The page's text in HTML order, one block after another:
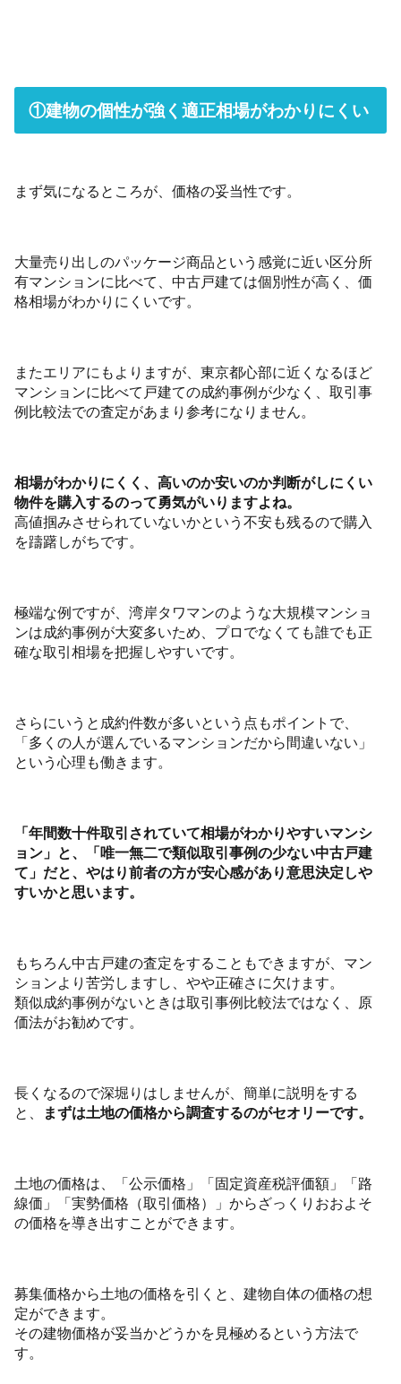
①建物の個性が強く適正相場がわかりにくい
まず気になるところが、価格の妥当性です。
大量売り出しのパッケージ商品という感覚に近い区分所
有マンションに比べて、中古戸建ては個別性が高く、価
格相場がわかりにくいです。
またエリアにもよりますが、東京都心部に近くなるほど
マンションに比べて戸建ての成約事例が少なく、取引事
例比較法での査定があまり参考になりません。
相場がわかりにくく、高いのか安いのか判断がしにくい
物件を購入するのって勇気がいりますよね。
高値掴みさせられていないかという不安も残るので購入
を躊躇しがちです。
極端な例ですが、湾岸タワマンのような大規模マンショ
ンは成約事例が大変多いため、プロでなくても誰でも正
確な取引相場を把握しやすいです。
さらにいうと成約件数が多いという点もポイントで、
「多くの人が選んでいるマンションだから間違いない」
という心理も働きます。
「年間数十件取引されていて相場がわかりやすいマンシ
ョン」と、「唯一無二で類似取引事例の少ない中古戸建
て」だと、やはり前者の方が安心感があり意思決定しや
すいかと思います。
もちろん中古戸建の査定をすることもできますが、マン
ションより苦労しますし、やや正確さに欠けます。
類似成約事例がないときは取引事例比較法ではなく、原
価法がお勧めです。
長くなるので深堀りはしませんが、簡単に説明をする
と、
まずは土地の価格から調査するのがセオリーです。
土地の価格は、「公示価格」「固定資産税評価額」「路
線価」「実勢価格（取引価格）」からざっくりおおよそ
の価格を導き出すことができます。
募集価格から土地の価格を引くと、建物自体の価格の想
定ができます。
その建物価格が妥当かどうかを見極めるという方法で
す。